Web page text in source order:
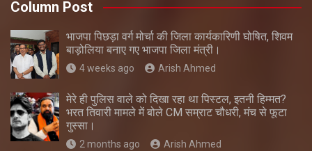
Column Post
भाजपा पिछड़ा वर्ग मोर्चा की जिला कार्यकारिणी घोषित, शिवम
बाड़ोलिया बनाए गए भाजपा जिला मंत्री।
4 weeks ago Arish Ahmed
मेरे ही पुलिस वाले को दिखा रहा था पिस्टल, इतनी हिम्मत?
भरत तिवारी मामले में बोले CM सम्राट चौधरी, मंच से फूटा
गुस्सा।
2 months ago Arish Ahmed